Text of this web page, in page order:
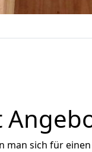
man sich für